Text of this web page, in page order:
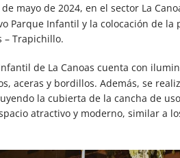
mayo de 2024, en el sector La
Parque Infantil y la colocación de la
– Trapichillo.
de La Canoas cuenta con
aceras y bordillos. Además, se
la cubierta de la cancha de
atractivo y moderno, similar a